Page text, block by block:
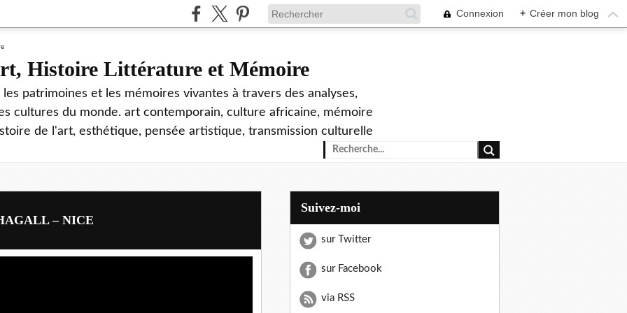
Connexion + Créer mon blog
Histoire Littérature et Mémoire
patrimoines et les mémoires vivantes à travers des analyses,
cultures du monde. art contemporain, culture africaine, mémoire
de l'art, esthétique, pensée artistique, transmission culturelle
– NICE
Suivez-moi
sur Twitter
sur Facebook
via RSS